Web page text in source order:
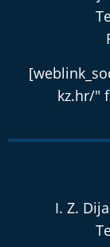
kz.hr/"
I. Z.